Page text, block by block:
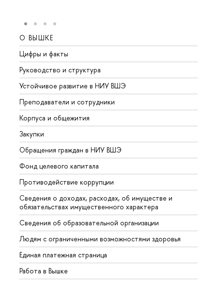
О ВЫШКЕ
Цифры и факты
Руководство и структура
Устойчивое развитие в НИУ ВШЭ
Преподаватели и сотрудники
Корпуса и общежития
Закупки
Обращения граждан в НИУ ВШЭ
Фонд целевого капитала
Противодействие коррупции
Сведения о доходах, расходах, об имуществе и
обязательствах имущественного характера
Сведения об образовательной организации
Людям с ограниченными возможностями здоровья
Единая платежная страница
Работа в Вышке